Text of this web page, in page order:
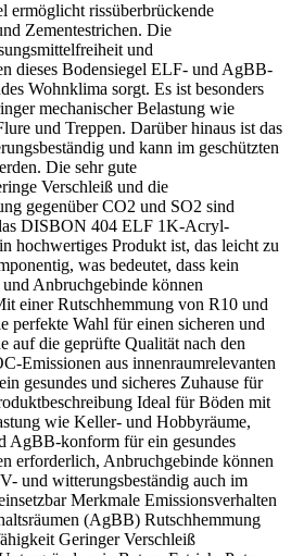
ermöglicht rissüberbrückende
Zementestrichen. Die
und
dieses Bodensiegel ELF- und AgBB-
Wohnklima sorgt. Es ist besonders
mechanischer Belastung wie
und Treppen. Darüber hinaus ist das
und kann im geschützten
Die sehr gute
Verschleiß und die
gegenüber CO2 und SO2 sind
DISBON 404 ELF 1K-Acryl-
hochwertiges Produkt ist, das leicht zu
was bedeutet, dass kein
Anbruchgebinde können
einer Rutschhemmung von R10 und
perfekte Wahl für einen sicheren und
auf die geprüfte Qualität nach den
Emissionen aus innenraumrelevanten
gesundes und sicheres Zuhause für
Ideal für Böden mit
wie Keller- und Hobbyräume,
AgBB-konform für ein gesundes
erforderlich, Anbruchgebinde können
und witterungsbeständig auch im
Merkmale Emissionsverhalten
(AgBB) Rutschhemmung
Geringer Verschleiß